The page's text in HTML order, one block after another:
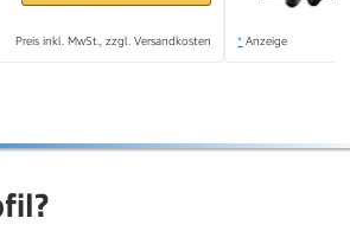
Preis inkl. MwSt., zzgl. Versandkosten * Anzeige